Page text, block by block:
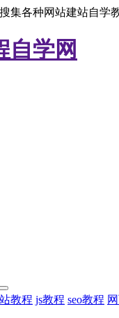
集各种网站建站自学
教程 js教程 seo教程